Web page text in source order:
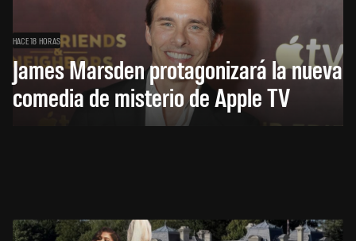
HACE 18 HORAS
James Marsden protagonizará la nueva
comedia de misterio de Apple TV